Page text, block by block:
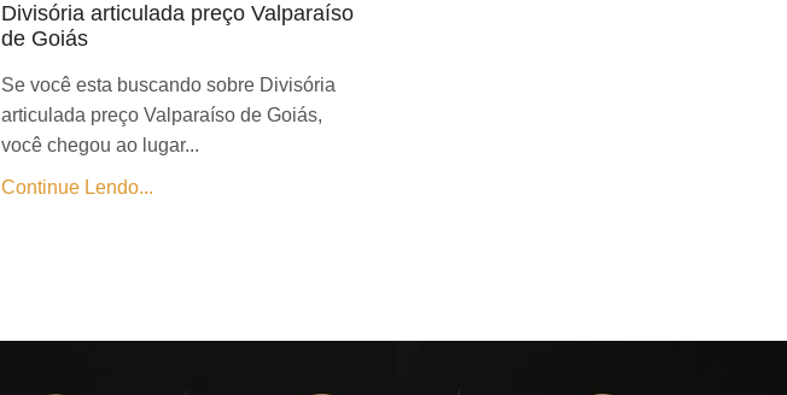
Divisória articulada preço Valparaíso
de Goiás
Se você esta buscando sobre Divisória
articulada preço Valparaíso de Goiás,
você chegou ao lugar...
Continue Lendo...